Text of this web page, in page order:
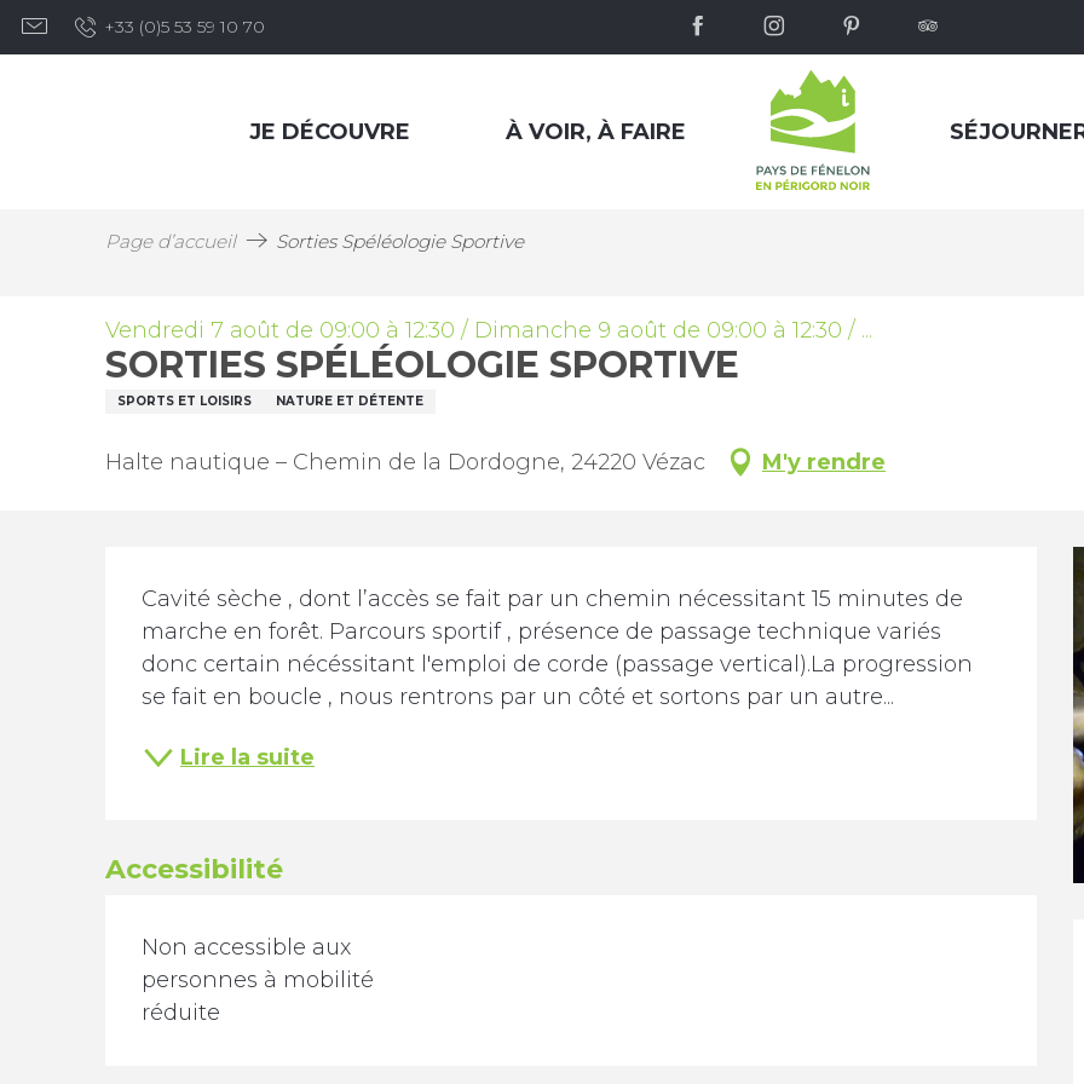
Aller
au
+33 (0)5 53 59 10 70
JE DÉCOUVRE À VOIR, À FAIRE
Page d’accueil Sorties Spéléologie Sportive
Vendredi 7 août de 09:00 à 12:30 / Dimanche 9 août de 09:00 à 12:30 / ...
SORTIES SPÉLÉOLOGIE SPORTIVE
SPORTS ET LOISIRS NATURE ET DÉTENTE
Halte nautique – Chemin de la Dordogne, 24220 Vézac M'y rendre
Description
Cavité sèche , dont l’accès se fait par un chemin nécessitant 15 minutes de
marche en forêt. Parcours sportif , présence de passage technique variés
donc certain nécéssitant l'emploi de corde (passage vertical).La progression
se fait en boucle , nous rentrons par un côté et sortons par un autre...
Lire la suite
Accessibilité
Non accessible aux
personnes à mobilité
réduite